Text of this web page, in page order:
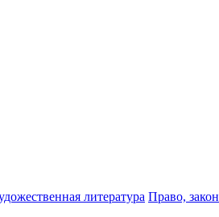
литература Право, закон